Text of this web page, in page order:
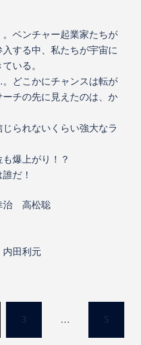
ベンチャー起業家たちが
する中、私たちが宇宙に
いる。
どこかにチャンスは転が
チの先に見えたのは、か
られないくらい強大なラ
爆上がり！？
だ！
治 高松聡
内田利元
3 … 5